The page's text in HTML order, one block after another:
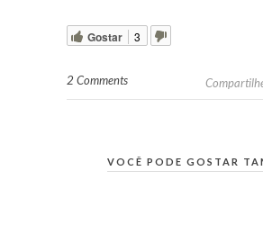
Gostar 3
2 Comments
VOCÊ PODE GOSTAR